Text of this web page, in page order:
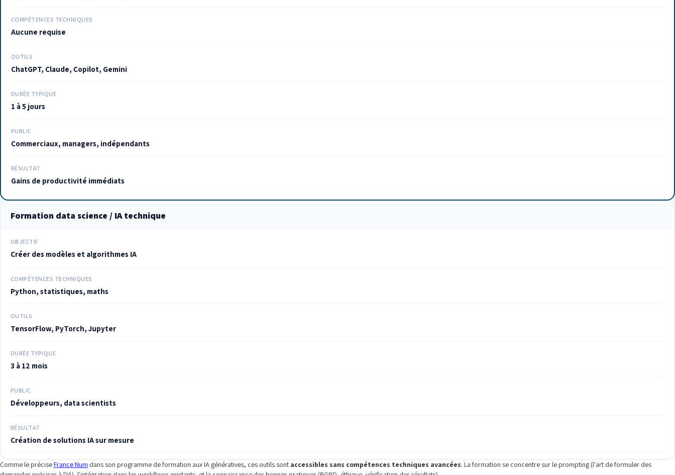
COMPÉTENCES TECHNIQUES
Aucune requise
OUTILS
ChatGPT, Claude, Copilot, Gemini
DURÉE TYPIQUE
1 à 5 jours
PUBLIC
Commerciaux, managers, indépendants
RÉSULTAT
Gains de productivité immédiats
Formation data science / IA technique
OBJECTIF
Créer des modèles et algorithmes IA
COMPÉTENCES TECHNIQUES
Python, statistiques, maths
OUTILS
TensorFlow, PyTorch, Jupyter
DURÉE TYPIQUE
3 à 12 mois
PUBLIC
Développeurs, data scientists
RÉSULTAT
Création de solutions IA sur mesure
Comme le préciseFrance Num dans son programme de formation aux IA génératives, ces outils sont accessibles sans compétences techniques avancées. La formation se concentre sur le prompting (l'art de formuler des